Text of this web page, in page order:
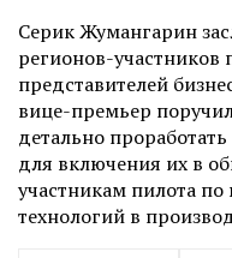
Серик Жумангарин
регионов-участников
представителей
вице-премьер
детально
для включения их в
участникам пилота
технологий в